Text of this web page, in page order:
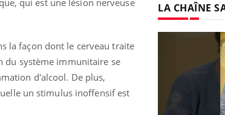
la façon dont le cerveau traite
du système immunitaire se
d'alcool. De plus,
un stimulus inoffensif est
LA CHAÎNE